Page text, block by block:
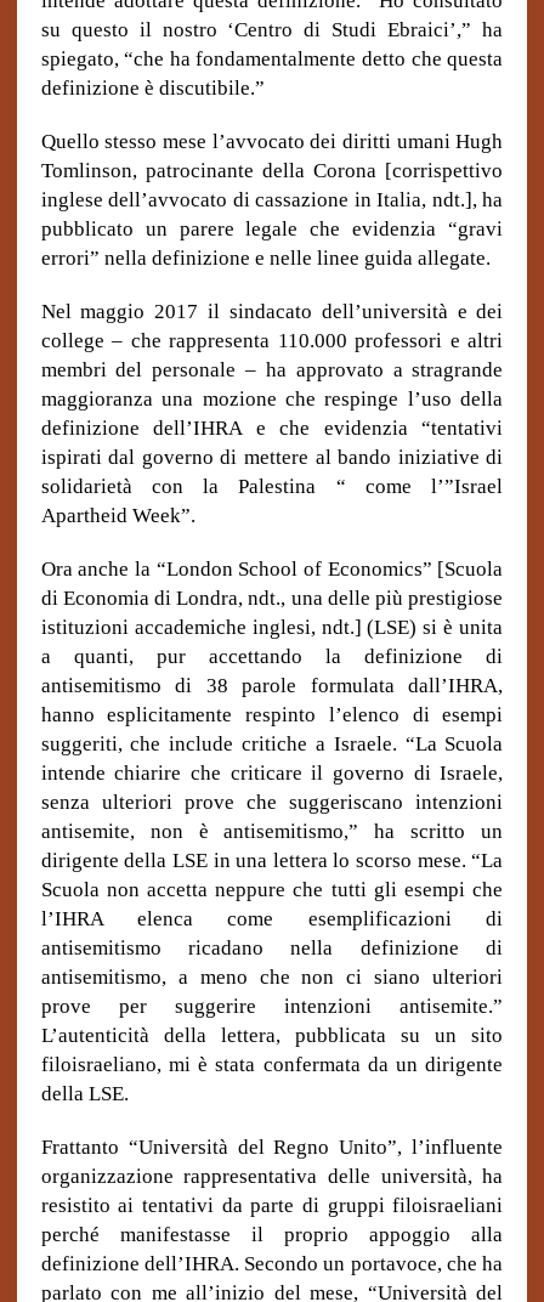
su questo il nostro ‘Centro di Studi Ebraici’,” ha
spiegato, “che ha fondamentalmente detto che questa
definizione è discutibile.”
Quello stesso mese l’avvocato dei diritti umani Hugh
Tomlinson, patrocinante della Corona [corrispettivo
inglese dell’avvocato di cassazione in Italia, ndt.], ha
pubblicato un parere legale che evidenzia “gravi
errori” nella definizione e nelle linee guida allegate.
Nel maggio 2017 il sindacato dell’università e dei
college – che rappresenta 110.000 professori e altri
membri del personale – ha approvato a stragrande
maggioranza una mozione che respinge l’uso della
definizione dell’IHRA e che evidenzia “tentativi
ispirati dal governo di mettere al bando iniziative di
solidarietà con la Palestina “ come l’”Israel
Apartheid Week”.
Ora anche la “London School of Economics” [Scuola
di Economia di Londra, ndt., una delle più prestigiose
istituzioni accademiche inglesi, ndt.] (LSE) si è unita
a quanti, pur accettando la definizione di
antisemitismo di 38 parole formulata dall’IHRA,
hanno esplicitamente respinto l’elenco di esempi
suggeriti, che include critiche a Israele. “La Scuola
intende chiarire che criticare il governo di Israele,
senza ulteriori prove che suggeriscano intenzioni
antisemite, non è antisemitismo,” ha scritto un
dirigente della LSE in una lettera lo scorso mese. “La
Scuola non accetta neppure che tutti gli esempi che
l’IHRA elenca come esemplificazioni di
antisemitismo ricadano nella definizione di
antisemitismo, a meno che non ci siano ulteriori
prove per suggerire intenzioni antisemite.”
L’autenticità della lettera, pubblicata su un sito
filoisraeliano, mi è stata confermata da un dirigente
della LSE.
Frattanto “Università del Regno Unito”, l’influente
organizzazione rappresentativa delle università, ha
resistito ai tentativi da parte di gruppi filoisraeliani
perché manifestasse il proprio appoggio alla
definizione dell’IHRA. Secondo un portavoce, che ha
parlato con me all’inizio del mese, “Università del